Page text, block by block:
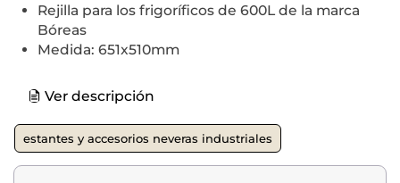
Rejilla para los frigoríficos de 600L de la marca
Bóreas
Medida: 651x510mm
Ver descripción
estantes y accesorios neveras industriales